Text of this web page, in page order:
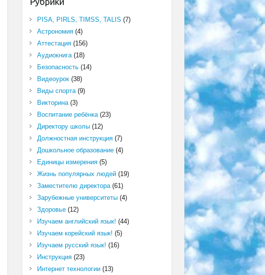
PISA, PIRLS, TIMSS, TALIS (7)
Астрономия(4)
Аттестация(156)
Аудиокнига(18)
Безопасность(14)
Видеоурок(38)
Виды спорта(9)
Викторина(3)
Воспитание ребёнка(23)
Директору школы(12)
Должностная инструкция(7)
Дошкольное образование(4)
Единицы измерения(5)
Жизнь популярных людей(19)
Заместителю директора(61)
Зарубежные университеты(4)
Здоровье(12)
Изучаем английский язык! (44)
Изучаем корейский язык! (5)
Изучаем русский язык! (16)
Инструкция(23)
Интернет технологии(13)